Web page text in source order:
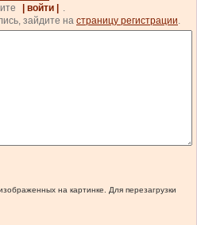
| войти |
.
зайдите на страницу регистрации.
на картинке. Для перезагрузки